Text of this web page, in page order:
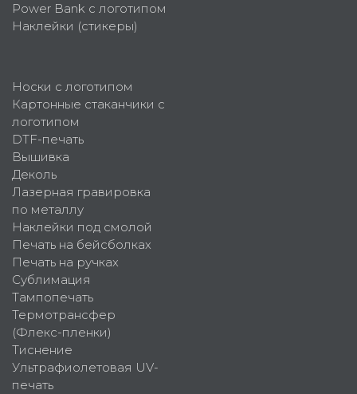
Power Bank с логотипом
Наклейки (стикеры)
Носки с логотипом
Картонные стаканчики с
логотипом
DTF-печать
Вышивка
Деколь
Лазерная гравировка
по металлу
Наклейки под смолой
Печать на бейсболках
Печать на ручках
Сублимация
Тампопечать
Термотрансфер
(Флекс-пленки)
Тиснение
Ультрафиолетовая UV-
печать